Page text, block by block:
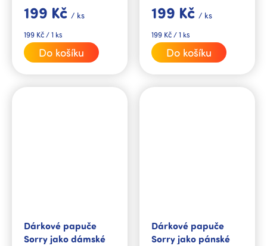
199 Kč / ks
Měrná
cena:
199 Kč / 1 ks
Do košíku
199 Kč / ks
Měrná
cena:
199 Kč / 1 ks
Do košíku
Dárkové papuče
Sorry jako dámské
Dárkové papuče
Sorry jako pánské